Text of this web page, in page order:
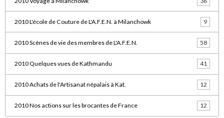
2010 L'école de Couture de L'A.F.E.N. à Milanchowk 9
2010 Scènes de vie des membres de L'A.F.E.N. 58
2010 Quelques vues de Kathmandu 41
2010 Achats de l'Artisanat népalais à Kat. 12
2010 Nos actions sur les brocantes de France 12